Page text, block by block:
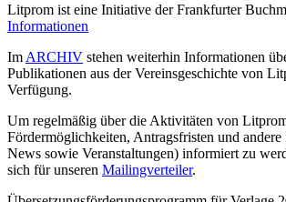
Litprom ist eine Initiative der Frankfurter
Informationen
Im ARCHIV stehen weiterhin Informationen
Publikationen aus der Vereinsgeschichte von
Verfügung.
Um regelmäßig über die Aktivitäten von
Fördermöglichkeiten, Antragsfristen und andere
News sowie Veranstaltungen) informiert zu
sich für unseren Mailingverteiler.